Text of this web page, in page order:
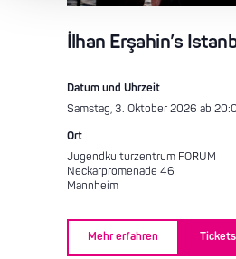
İlhan Erşahin’s
Datum und Uhrzeit
Samstag, 3. Oktober 2026 ab
Ort
Jugendkulturzentrum FORUM
Neckarpromenade 46
Mannheim
Mehr erfahren